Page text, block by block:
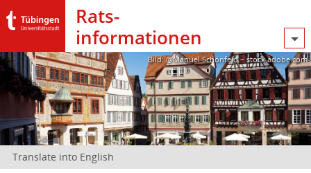
Rats­
informationen
Bild: @Manuel Schönfeld – stock.adobe.com
Translate into English